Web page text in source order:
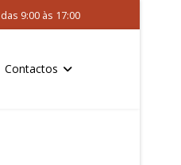
9:00 às 17:00
Contactos